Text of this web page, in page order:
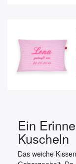
Ein
Kuscheln
Das weiche